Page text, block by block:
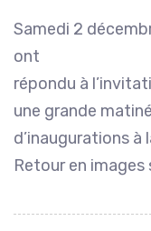
Samedi 2
ont
répondu à
une grande
d’inaugurations à
Retour en